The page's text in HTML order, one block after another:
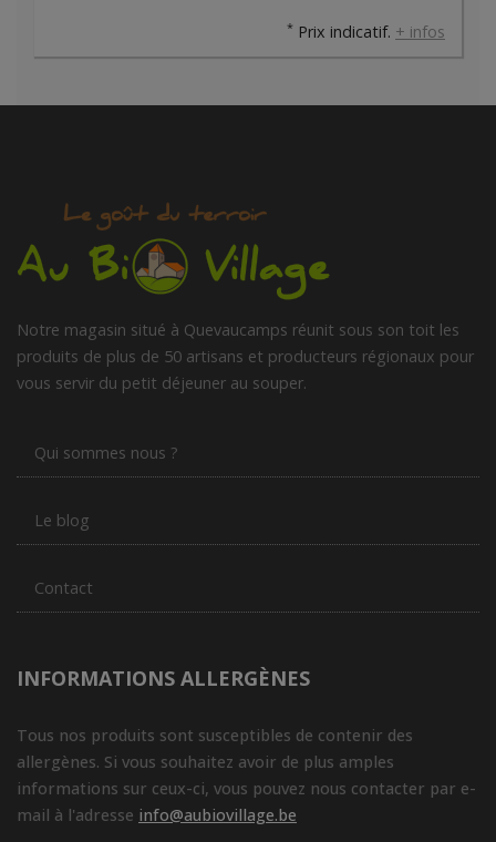
* Prix indicatif. + infos
Notre magasin situé à Quevaucamps réunit sous son toit les
produits de plus de 50 artisans et producteurs régionaux pour
vous servir du petit déjeuner au souper.
Qui sommes nous ?
Le blog
Contact
INFORMATIONS ALLERGÈNES
Tous nos produits sont susceptibles de contenir des
allergènes. Si vous souhaitez avoir de plus amples
informations sur ceux-ci, vous pouvez nous contacter par e-
mail à l'adresse info@aubiovillage.be